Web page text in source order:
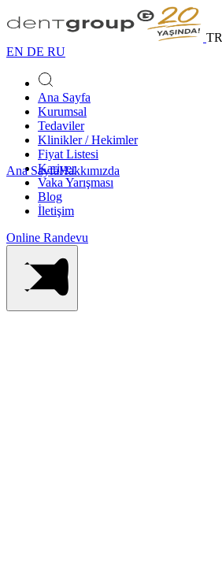
TR
EN DE RU
Ana Sayfa
Kurumsal
Tedaviler
Klinikler / Hekimler
Fiyat Listesi
Kariyer
Vaka Yarışması
Blog
İletişim
Online Randevu
Ana SayfaHakkımızda